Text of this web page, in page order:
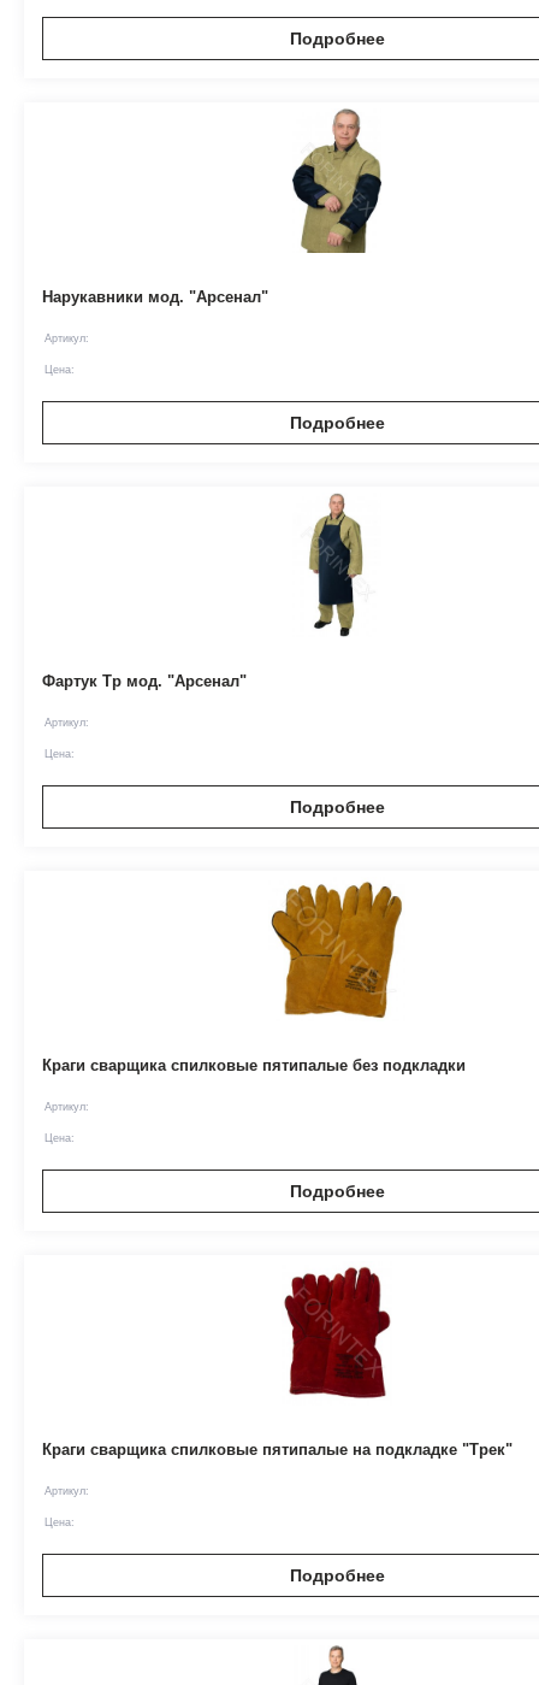
Подробнее
Нарукавники мод. "Арсенал"
Артикул:
Цена:
Подробнее
Фартук Тр мод. "Арсенал"
Артикул:
Цена:
Подробнее
Краги сварщика спилковые пятипалые без подкладки
Артикул:
Цена:
Подробнее
Краги сварщика спилковые пятипалые на подкладке "Трек"
Артикул:
Цена:
Подробнее